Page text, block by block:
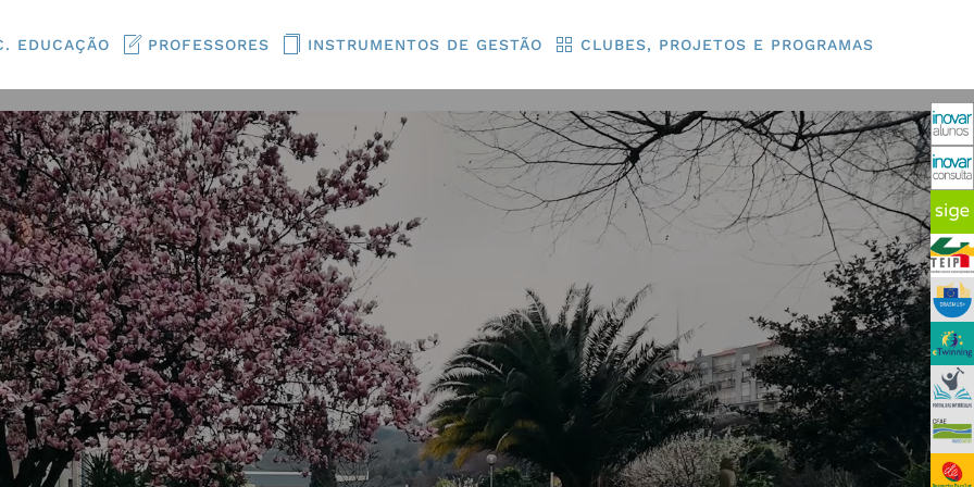
EDUCAÇÃO PROFESSORES INSTRUMENTOS DE GESTÃO CLUBES, PROJETOS E PROGRAMAS